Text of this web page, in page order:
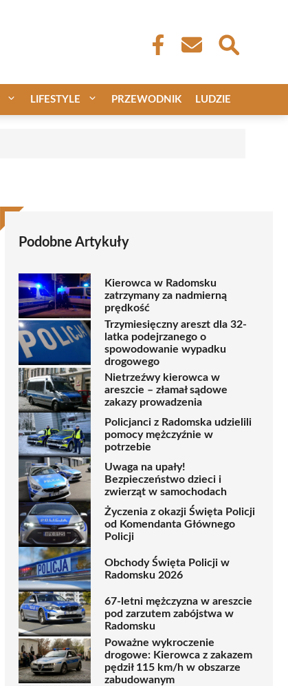
LIFESTYLE PRZEWODNIK LUDZIE
Podobne Artykuły
Kierowca w Radomsku
zatrzymany za nadmierną
prędkość
Trzymiesięczny areszt dla 32-
latka podejrzanego o
spowodowanie wypadku
drogowego
Nietrzeźwy kierowca w
areszcie – złamał sądowe
zakazy prowadzenia
Policjanci z Radomska udzielili
pomocy mężczyźnie w
potrzebie
Uwaga na upały!
Bezpieczeństwo dzieci i
zwierząt w samochodach
Życzenia z okazji Święta Policji
od Komendanta Głównego
Policji
Obchody Święta Policji w
Radomsku 2026
67-letni mężczyzna w areszcie
pod zarzutem zabójstwa w
Radomsku
Poważne wykroczenie
drogowe: Kierowca z zakazem
pędził 115 km/h w obszarze
zabudowanym